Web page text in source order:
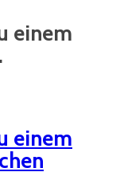
einem
einem